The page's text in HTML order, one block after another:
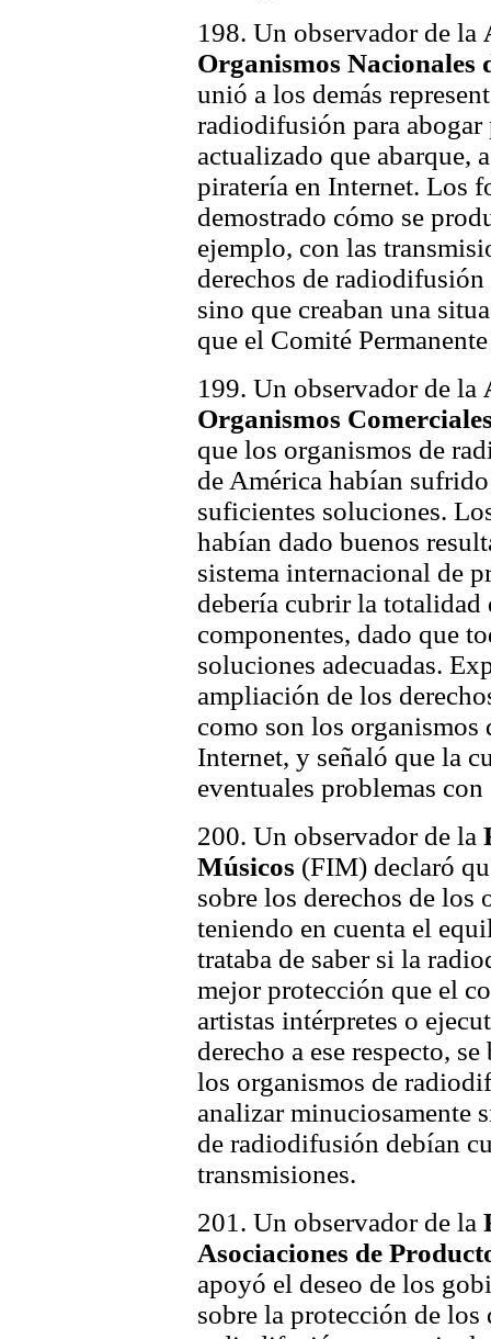
198. Un observador de la
Organismos Nacionales
unió a los demás
radiodifusión para
actualizado que abarque,
piratería en Internet. Los
demostrado cómo se
ejemplo, con las
derechos de
sino que creaban una
que el Comité
199. Un observador de la
Organismos
que los organismos de
de América habían
suficientes soluciones.
habían dado buenos
sistema internacional de
debería cubrir la totalidad
componentes, dado que
soluciones adecuadas.
ampliación de los
como son los
Internet, y señaló que la
eventuales problemas
200. Un observador de la
Músicos (FIM) declaró
sobre los derechos de
teniendo en cuenta el
trataba de saber si la
mejor protección que el
artistas intérpretes o
derecho a ese respecto,
los organismos de
analizar minuciosamente
de radiodifusión debían
transmisiones.
201. Un observador de la
Asociaciones de
apoyó el deseo de los
sobre la protección de los